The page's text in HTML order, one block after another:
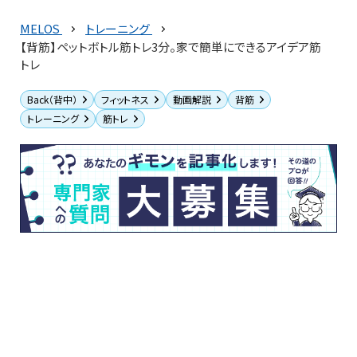
MELOS
トレーニング
【背筋】ペットボトル筋トレ3分。家で簡単にできるアイデア筋
トレ
Back（背中） フィットネス 動画解説
背筋
トレーニング
筋トレ